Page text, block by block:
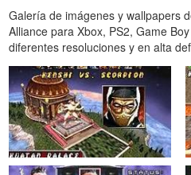
Galería de imágenes y wallpapers
Alliance para Xbox, PS2, Game
diferentes resoluciones y en alta